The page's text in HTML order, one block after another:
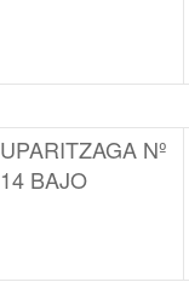
UPARITZAGA Nº
14 BAJO